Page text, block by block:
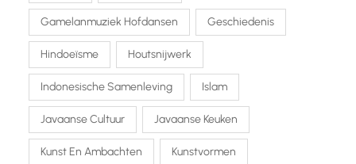
Gamelanmuziek Hofdansen Geschiedenis
Hindoeïsme Houtsnijwerk
Indonesische Samenleving Islam
Javaanse Cultuur Javaanse Keuken
Kunst En Ambachten Kunstvormen